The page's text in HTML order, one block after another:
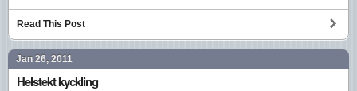
Read This Post
Jan 26, 2011
Helstekt kyckling